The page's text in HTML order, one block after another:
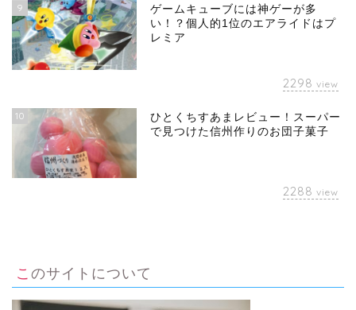
9
ゲームキューブには神ゲーが多
い！？個人的1位のエアライドはプ
レミア
2298 view
10
ひとくちすあまレビュー！スーパー
で見つけた信州作りのお団子菓子
2288 view
このサイトについて